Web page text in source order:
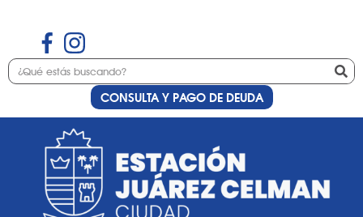
CONSULTA Y PAGO DE DEUDA